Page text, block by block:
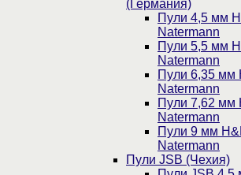
(Германия)
Пули 4,5 мм
Natermann
Пули 5,5 мм
Natermann
Пули 6,35 мм
Natermann
Пули 7,62 мм
Natermann
Пули 9 мм
Natermann
Пули JSB (Чехия)